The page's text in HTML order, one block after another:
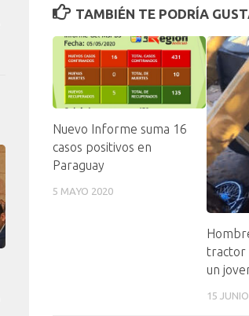
TAMBIÉN TE PODRÍA
Nuevo Informe suma 16
casos positivos en
Paraguay
5 MAYO 2020
tractor
un
15